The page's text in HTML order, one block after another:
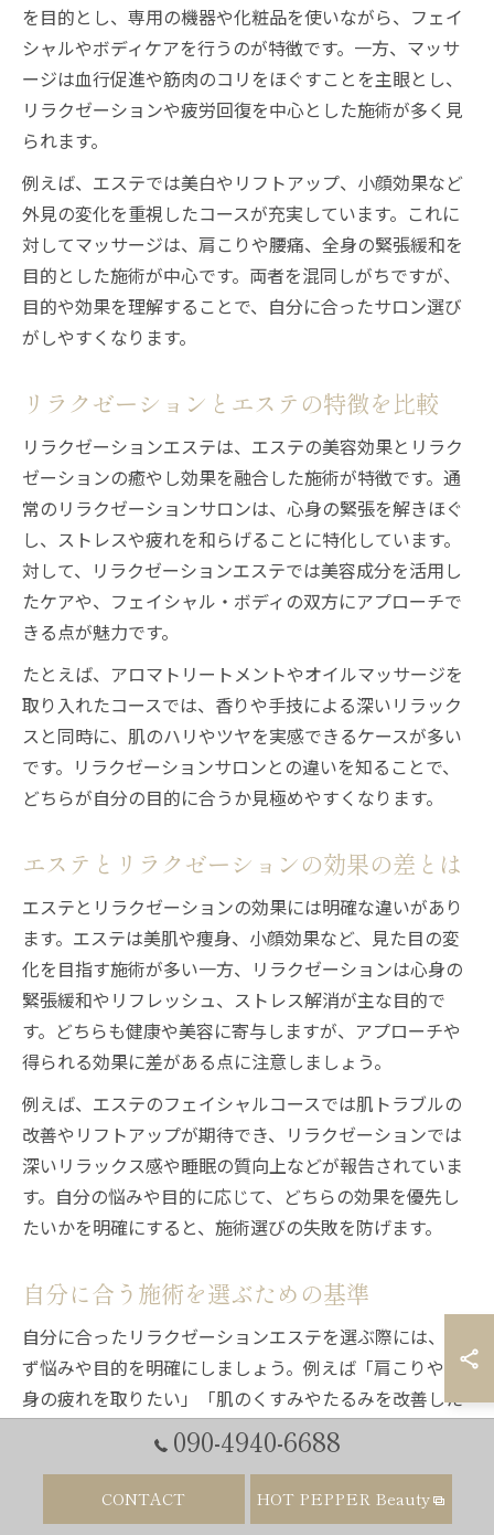
を目的とし、専用の機器や化粧品を使いながら、フェイ
シャルやボディケアを行うのが特徴です。一方、マッサ
ージは血行促進や筋肉のコリをほぐすことを主眼とし、
リラクゼーションや疲労回復を中心とした施術が多く見
られます。
例えば、エステでは美白やリフトアップ、小顔効果など
外見の変化を重視したコースが充実しています。これに
対してマッサージは、肩こりや腰痛、全身の緊張緩和を
目的とした施術が中心です。両者を混同しがちですが、
目的や効果を理解することで、自分に合ったサロン選び
がしやすくなります。
リラクゼーションとエステの特徴を比較
リラクゼーションエステは、エステの美容効果とリラク
ゼーションの癒やし効果を融合した施術が特徴です。通
常のリラクゼーションサロンは、心身の緊張を解きほぐ
し、ストレスや疲れを和らげることに特化しています。
対して、リラクゼーションエステでは美容成分を活用し
たケアや、フェイシャル・ボディの双方にアプローチで
きる点が魅力です。
たとえば、アロマトリートメントやオイルマッサージを
取り入れたコースでは、香りや手技による深いリラック
スと同時に、肌のハリやツヤを実感できるケースが多い
です。リラクゼーションサロンとの違いを知ることで、
どちらが自分の目的に合うか見極めやすくなります。
エステとリラクゼーションの効果の差とは
エステとリラクゼーションの効果には明確な違いがあり
ます。エステは美肌や痩身、小顔効果など、見た目の変
化を目指す施術が多い一方、リラクゼーションは心身の
緊張緩和やリフレッシュ、ストレス解消が主な目的で
す。どちらも健康や美容に寄与しますが、アプローチや
得られる効果に差がある点に注意しましょう。
例えば、エステのフェイシャルコースでは肌トラブルの
改善やリフトアップが期待でき、リラクゼーションでは
深いリラックス感や睡眠の質向上などが報告されていま
す。自分の悩みや目的に応じて、どちらの効果を優先し
たいかを明確にすると、施術選びの失敗を防げます。
自分に合う施術を選ぶための基準
自分に合ったリラクゼーションエステを選ぶ際には、ま
ず悩みや目的を明確にしましょう。例えば「肩こりや全
身の疲れを取りたい」「肌のくすみやたるみを改善した
い」など、優先したいポイントによって適した施術が異
なります。また、サロンの雰囲気やスタッフの対応、個
室の有無もリラックス度に大きく影響します。
090-4940-6688
CONTACT HOT PEPPER Beauty